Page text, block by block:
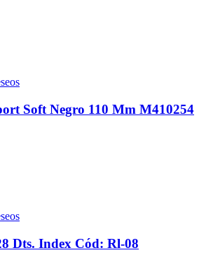
Soft Negro 110 Mm M410254
Dts. Index Cód: Rl-08